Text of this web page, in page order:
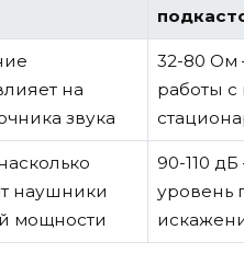
на
звука
32-80 Ом
работы
наушники
мощности
90-110
уровень